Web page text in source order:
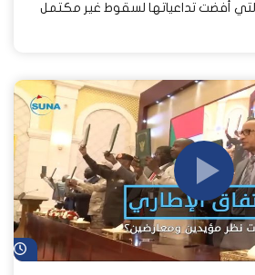
التي أفضت تداعياتها لسقوط غير مكتمل